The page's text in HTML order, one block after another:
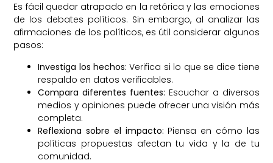
Es fácil quedar atrapado en la retórica y las emociones
de los debates políticos. Sin embargo, al analizar las
afirmaciones de los políticos, es útil considerar algunos
pasos:
Investiga los hechos: Verifica si lo que se dice tiene
respaldo en datos verificables.
Compara diferentes fuentes: Escuchar a diversos
medios y opiniones puede ofrecer una visión más
completa.
Reflexiona sobre el impacto: Piensa en cómo las
políticas propuestas afectan tu vida y la de tu
comunidad.